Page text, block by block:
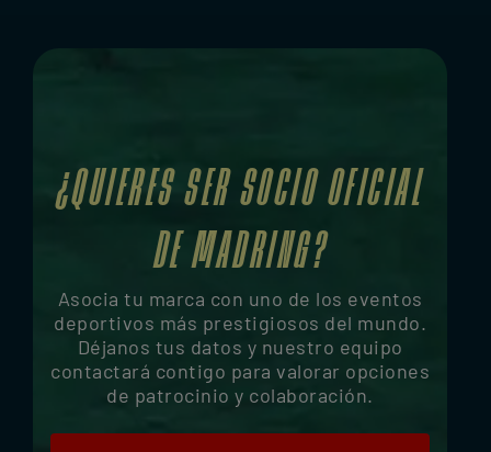
¿QUIERES SER SOCIO OFICIAL
DE MADRING?
Asocia tu marca con uno de los eventos
deportivos más prestigiosos del mundo.
Déjanos tus datos y nuestro equipo
contactará contigo para valorar opciones
de patrocinio y colaboración.